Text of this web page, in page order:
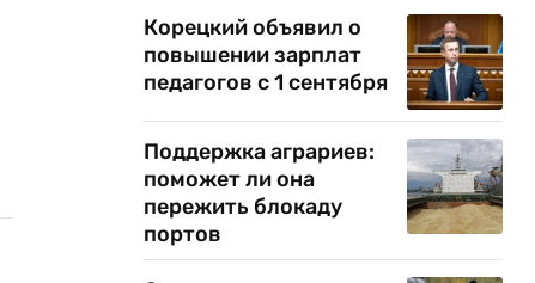
Корецкий объявил о
повышении зарплат
педагогов с 1 сентября
Поддержка аграриев:
поможет ли она
пережить блокаду
портов